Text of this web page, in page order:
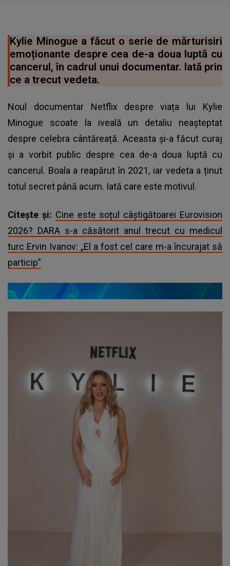
Kylie Minogue a făcut o serie de mărturisiri
emoționante despre cea de-a doua luptă cu
cancerul, în cadrul unui documentar. Iată prin
ce a trecut vedeta.
Noul documentar Netflix despre viața lui Kylie
Minogue scoate la iveală un detaliu neașteptat
despre celebra cântăreață. Aceasta și-a făcut curaj
și a vorbit public despre cea de-a doua luptă cu
cancerul. Boala a reapărut în 2021, iar vedeta a ținut
totul secret până acum. Iată care este motivul.
Citește și: Cine este soțul câștigătoarei Eurovision
2026? DARA s-a căsătorit anul trecut cu medicul
turc Ervin Ivanov: „El a fost cel care m-a încurajat să
particip”